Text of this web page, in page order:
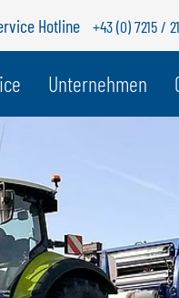
BNL
Hotline +43 (0) 7215 /
Unternehmen